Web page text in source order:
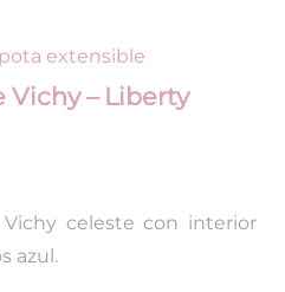
extensible
Vichy – Liberty
celeste con interior
azul.